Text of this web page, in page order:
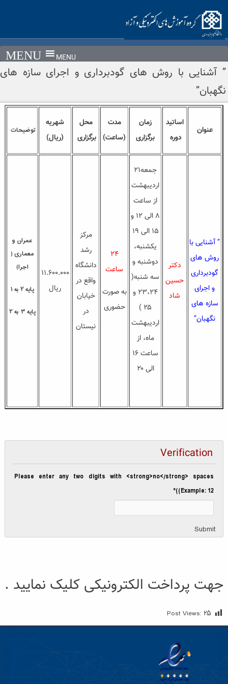
content
MENU
” آشنایی با روش های گودبرداری و اجرای سازه های
نگهبان”
عنوان
اساتید
دوره
زمان
برگزاری
مدت
(ساعت)
محل
برگزاری
شهریه
(ریال)
توضیحات
” آشنایی با
روش های
گودبرداری
و اجرای
سازه های
نگهبان”
دکتر
حسین
شاد
جمعه۲۱
اردیبهشت
از ساعت
۸ الی ۱۲ و
۱۵ الی ۱۹
یکشنبه،
دوشنبه و
سه شنبه(
۲۳،۲۴ و
۲۵ )
اردیبهشت
ماه، از
ساعت ۱۶
الی ۲۰
۲۴
ساعت
به صورت
حضوری
مرکز
رشد
دانشگاه
واقع در
خیابان
در
نیستان
۱۱.۶۰۰.۰۰۰
ریال
عمران و
معماری (
اجرا)
پایه ۲ به ۱
پایه ۳ به ۲
Verification
Please enter any two digits with <strong>no</strong> spaces
(Example: 12)
*
Submit
جهت پرداخت الکترونیکی کلیک نمایید .
Post Views: ۲۵